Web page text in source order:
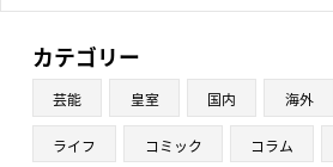
カテゴリー
芸能 皇室 国内 海外
ライフ コミック コラム